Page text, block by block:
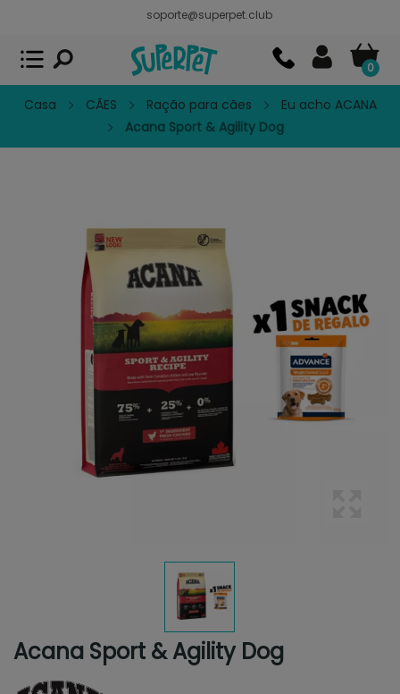
soporte@superpet.club
0
Casa CÃES Ração para cães
Eu acho ACANA
Acana Sport & Agility Dog
Acana Sport & Agility Dog
Superpet, comida para mascotas
APP GRATIS - En Google Play